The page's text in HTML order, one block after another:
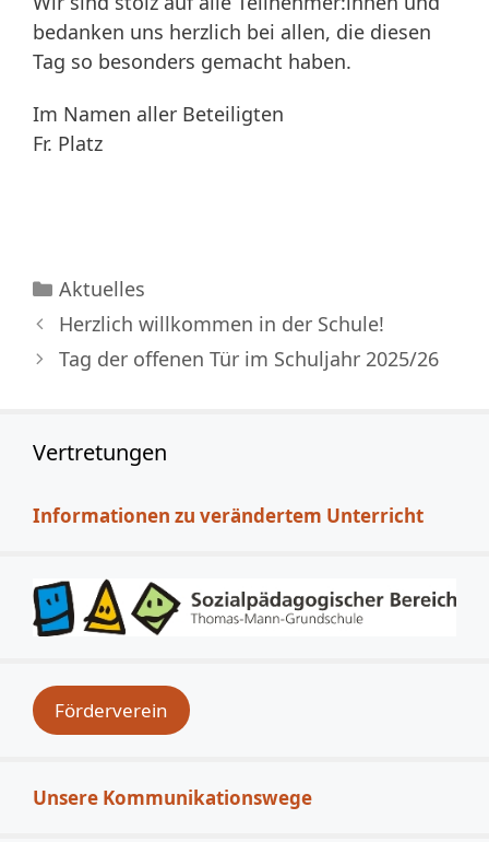
bedanken uns herzlich bei allen, die diesen
Tag so besonders gemacht haben.
Im Namen aller Beteiligten
Fr. Platz
Kategorien
Aktuelles
Herzlich willkommen in der Schule!
Tag der offenen Tür im Schuljahr 2025/26
Vertretungen
Informationen zu verändertem Unterricht
Förderverein
Unsere Kommunikationswege